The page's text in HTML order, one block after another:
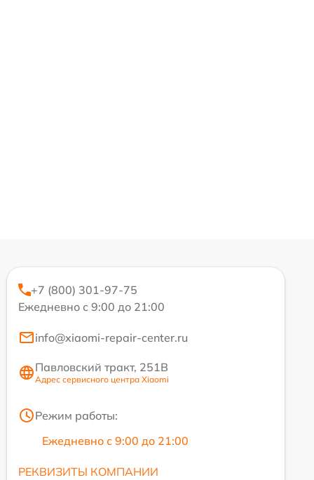
+7 (800) 301-97-75
Ежедневно с 9:00 до 21:00
info@xiaomi-repair-center.ru
Павловский тракт, 251В
Адрес сервисного центра Xiaomi
Режим работы:
Ежедневно с 9:00 до 21:00
РЕКВИЗИТЫ КОМПАНИИ